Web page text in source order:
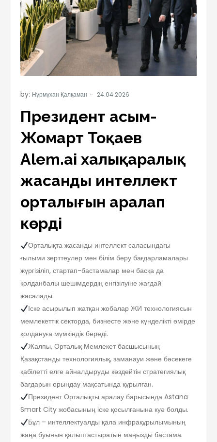
by: Нұрмұхан Қалқаман
Президент Қасым-
Жомарт Тоқаев
Alem.ai халықаралық
жасанды интеллект
орталығын аралап
көрді
Орталықта жасанды интеллект саласындағы
ғылыми зерттеулер мен білім беру бағдарламалары
жүргізіліп, стартап-бастамалар мен басқа да
қолданбалы шешімдердің енгізілуіне жағдай
жасалады.
Іске асырылып жатқан жобалар ЖИ технологиясын
мемлекеттік секторда, бизнесте және күнделікті өмірде
қолдануға мүмкіндік береді.
Жалпы, Орталық Мемлекет басшысының
Қазақстанды технологиялық, заманауи және бәсекеге
қабілетті елге айналдыруды көздейтін стратегиялық
бағдарын орындау мақсатында құрылған.
Президент Орталықты аралау барысында Astana
Smart City жобасының іске қосылғанына куә болды.
Бұл – интеллектуалды қала инфрақұрылымының
жаңа буынын қалыптастыратын маңызды бастама.